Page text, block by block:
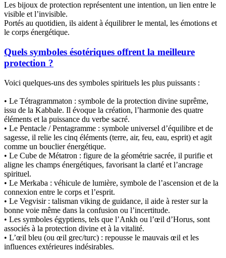
Les bijoux de protection représentent une intention, un lien entre le
visible et l’invisible.
Portés au quotidien, ils aident à équilibrer le mental, les émotions et
le corps énergétique.
Quels symboles ésotériques offrent la meilleure
protection ?
Voici quelques-uns des symboles spirituels les plus puissants :
• Le Tétragrammaton : symbole de la protection divine suprême,
issu de la Kabbale. Il évoque la création, l’harmonie des quatre
éléments et la puissance du verbe sacré.
• Le Pentacle / Pentagramme : symbole universel d’équilibre et de
sagesse, il relie les cinq éléments (terre, air, feu, eau, esprit) et agit
comme un bouclier énergétique.
• Le Cube de Métatron : figure de la géométrie sacrée, il purifie et
aligne les champs énergétiques, favorisant la clarté et l’ancrage
spirituel.
• Le Merkaba : véhicule de lumière, symbole de l’ascension et de la
connexion entre le corps et l’esprit.
• Le Vegvisir : talisman viking de guidance, il aide à rester sur la
bonne voie même dans la confusion ou l’incertitude.
• Les symboles égyptiens, tels que l’Ankh ou l’œil d’Horus, sont
associés à la protection divine et à la vitalité.
• L’œil bleu (ou œil grec/turc) : repousse le mauvais œil et les
influences extérieures indésirables.